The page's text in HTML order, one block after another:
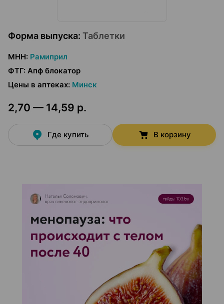
Форма выпуска: Таблетки
МНН: Рамиприл
ФТГ: Апф блокатор
Цены в аптеках: Минск
2,70 — 14,59 р.
Где купить В корзину